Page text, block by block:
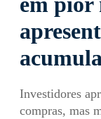
Investidores
compras, mas